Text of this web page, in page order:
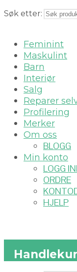
Søk etter:
Feminint
Maskulint
Barn
Interiør
Salg
Reparer
Profilering
Merker
Om oss
BLOGG
Min konto
LOGG
ORDRE
HJELP